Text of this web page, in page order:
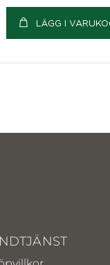
LÄGG I